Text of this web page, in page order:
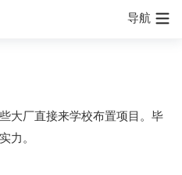
导航
大厂直接来学校布置项目。毕
力。